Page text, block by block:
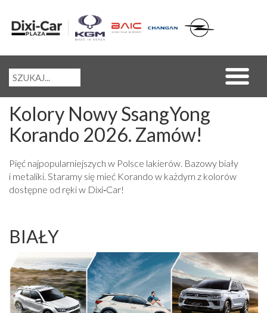
Kolory Nowy SsangYong
Korando 2026. Zamów!
Pięć najpopularniejszych w Polsce lakierów. Bazowy biały
i metaliki. Staramy się mieć Korando w każdym z kolorów
dostępne od ręki w Dixi‑Car!
BIAŁY